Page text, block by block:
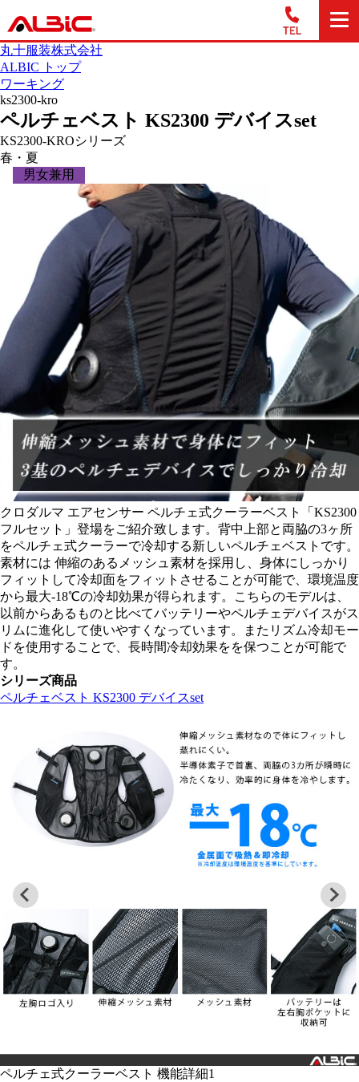
丸十服装株式会社
ALBIC トップ
ワーキング
ks2300-kro
ペルチェベスト KS2300 デバイスset
KS2300-KROシリーズ
春・夏
男女兼用
クロダルマ エアセンサー ペルチェ式クーラーベスト「KS2300
フルセット」登場をご紹介致します。背中上部と両脇の3ヶ所
をペルチェ式クーラーで冷却する新しいペルチェベストです。
素材には 伸縮のあるメッシュ素材を採用し、身体にしっかり
フィットして冷却面をフィットさせることが可能で、環境温度
から最大-18℃の冷却効果が得られます。こちらのモデルは、
以前からあるものと比べてバッテリーやペルチェデバイスがス
リムに進化して使いやすくなっています。またリズム冷却モー
ドを使用することで、長時間冷却効果をを保つことが可能で
す。
シリーズ商品
ペルチェベスト KS2300 デバイスset
ペルチェ式クーラーベスト 機能詳細2